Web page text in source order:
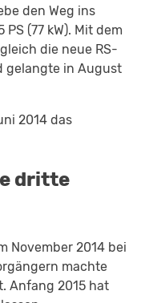
den Weg ins
(77 kW). Mit dem
die neue RS-
gelangte in August
2014 das
dritte
November 2014 bei
machte
Anfang 2015 hat